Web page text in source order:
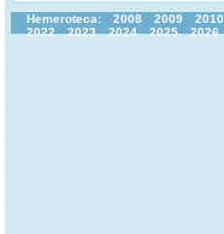
Hemeroteca: 2008 2009 2010
2022
2023 2024 2025 2026